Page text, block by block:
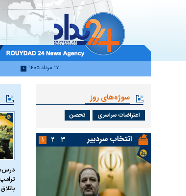
۱۷ مرداد ۱۴۰۵
سوژه‌های روز
اعتراضات سراسری تحصن
انتخاب سردبیر ۱ ۲ ۳